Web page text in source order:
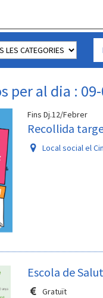
per al dia :
Fins Dj.12/Febrer
Recollida
Local social el
Escola de
Gratuït